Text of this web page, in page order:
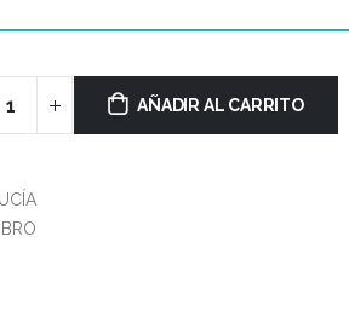
AÑADIR AL CARRITO